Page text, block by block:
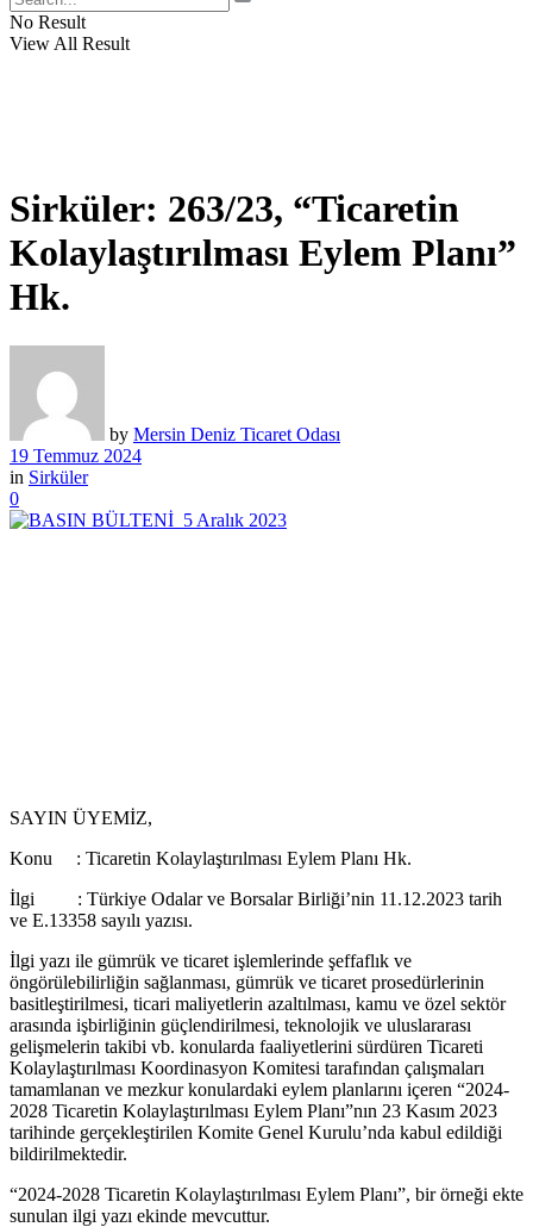
No Result
View All Result
Sirküler: 263/23, “Ticaretin
Kolaylaştırılması Eylem Planı”
Hk.
by Mersin Deniz Ticaret Odası
19 Temmuz 2024
in Sirküler
0
SAYIN ÜYEMİZ,
Konu : Ticaretin Kolaylaştırılması Eylem Planı Hk.
İlgi : Türkiye Odalar ve Borsalar Birliği’nin 11.12.2023 tarih
ve E.13358 sayılı yazısı.
İlgi yazı ile gümrük ve ticaret işlemlerinde şeffaflık ve
öngörülebilirliğin sağlanması, gümrük ve ticaret prosedürlerinin
basitleştirilmesi, ticari maliyetlerin azaltılması, kamu ve özel sektör
arasında işbirliğinin güçlendirilmesi, teknolojik ve uluslararası
gelişmelerin takibi vb. konularda faaliyetlerini sürdüren Ticareti
Kolaylaştırılması Koordinasyon Komitesi tarafından çalışmaları
tamamlanan ve mezkur konulardaki eylem planlarını içeren “2024-
2028 Ticaretin Kolaylaştırılması Eylem Planı”nın 23 Kasım 2023
tarihinde gerçekleştirilen Komite Genel Kurulu’nda kabul edildiği
bildirilmektedir.
“2024-2028 Ticaretin Kolaylaştırılması Eylem Planı”, bir örneği ekte
sunulan ilgi yazı ekinde mevcuttur.